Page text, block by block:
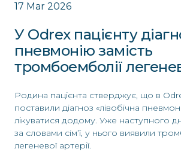
17 Mar 2026
У Odrex пацієнту
пневмонію замість
тромбоемболії
Родина пацієнта стверджує, що в
поставили діагноз «лівобічна
лікуватися додому. Уже наступного
за словами сім’ї, у нього виявили
легеневої артерії.